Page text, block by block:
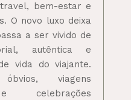
bem-estar e
O novo luxo deixa
a ser vivido de
autêntica e
vida do viajante.
viagens
e celebrações